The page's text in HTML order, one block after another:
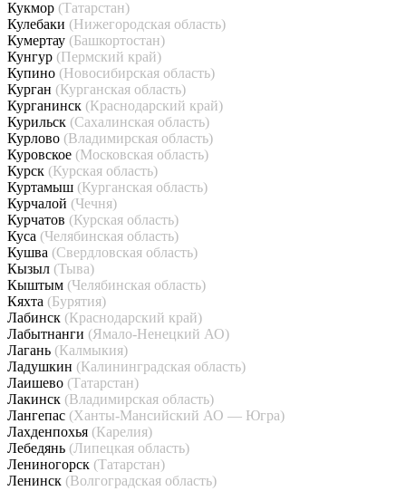
Кукмор (Татарстан)
Кулебаки (Нижегородская область)
Кумертау (Башкортостан)
Кунгур (Пермский край)
Купино (Новосибирская область)
Курган (Курганская область)
Курганинск (Краснодарский край)
Курильск (Сахалинская область)
Курлово (Владимирская область)
Куровское (Московская область)
Курск (Курская область)
Куртамыш (Курганская область)
Курчалой (Чечня)
Курчатов (Курская область)
Куса (Челябинская область)
Кушва (Свердловская область)
Кызыл (Тыва)
Кыштым (Челябинская область)
Кяхта (Бурятия)
Лабинск (Краснодарский край)
Лабытнанги (Ямало-Ненецкий АО)
Лагань (Калмыкия)
Ладушкин (Калининградская область)
Лаишево (Татарстан)
Лакинск (Владимирская область)
Лангепас (Ханты-Мансийский АО — Югра)
Лахденпохья (Карелия)
Лебедянь (Липецкая область)
Лениногорск (Татарстан)
Ленинск (Волгоградская область)